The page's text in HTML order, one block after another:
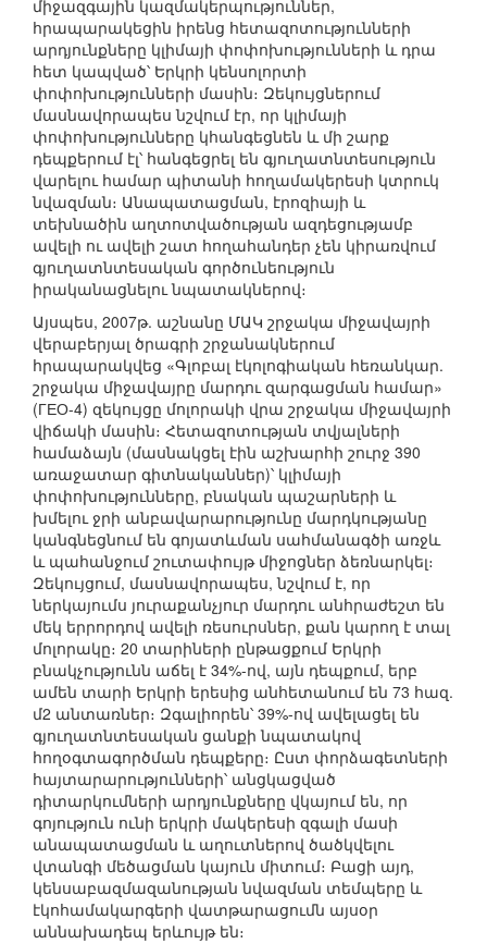
միջազգային կազմակերպություններ,
հրապարակեցին իրենց հետազոտությունների
արդյունքները կլիմայի փոփոխությունների և դրա
հետ կապված՝ Երկրի կենսոլորտի
փոփոխությունների մասին։ Զեկույցներում
մասնավորապես նշվում էր, որ կլիմայի
փոփոխությունները կհանգեցնեն և մի շարք
դեպքերում էլ՝ հանգեցրել են գյուղատնտեսություն
վարելու համար պիտանի հողամակերեսի կտրուկ
նվազման։ Անապատացման, էրոզիայի և
տեխնածին աղտոտվածության ազդեցությամբ
ավելի ու ավելի շատ հողահանդեր չեն կիրառվում
գյուղատնտեսական գործունեություն
իրականացնելու նպատակներով։
Այսպես, 2007թ. աշնանը ՄԱԿ շրջակա միջավայրի
վերաբերյալ ծրագրի շրջանակներում
հրապարակվեց «Գլոբալ էկոլոգիական հեռանկար.
շրջակա միջավայրը մարդու զարգացման համար»
(ГЕО-4) զեկույցը մոլորակի վրա շրջակա միջավայրի
վիճակի մասին։ Հետազոտության տվյալների
համաձայն (մասնակցել էին աշխարհի շուրջ 390
առաջատար գիտնականներ)՝ կլիմայի
փոփոխությունները, բնական պաշարների և
խմելու ջրի անբավարարությունը մարդկությանը
կանգնեցնում են գոյատևման սահմանագծի առջև
և պահանջում շուտափույթ միջոցներ ձեռնարկել։
Զեկույցում, մասնավորապես, նշվում է, որ
ներկայումս յուրաքանչյուր մարդու անհրաժեշտ են
մեկ երրորդով ավելի ռեսուրսներ, քան կարող է տալ
մոլորակը։ 20 տարիների ընթացքում Երկրի
բնակչությունն աճել է 34%-ով, այն դեպքում, երբ
ամեն տարի Երկրի երեսից անհետանում են 73 հազ.
մ2 անտառներ։ Զգալիորեն՝ 39%-ով ավելացել են
գյուղատնտեսական ցանքի նպատակով
հողօգտագործման դեպքերը։ Ըստ փորձագետների
հայտարարությունների՝ անցկացված
դիտարկումների արդյունքները վկայում են, որ
գոյություն ունի երկրի մակերեսի զգալի մասի
անապատացման և աղուտներով ծածկվելու
վտանգի մեծացման կայուն միտում։ Բացի այդ,
կենսաբազմազանության նվազման տեմպերը և
էկոհամակարգերի վատթարացումն այսօր
աննախադեպ երևույթ են։